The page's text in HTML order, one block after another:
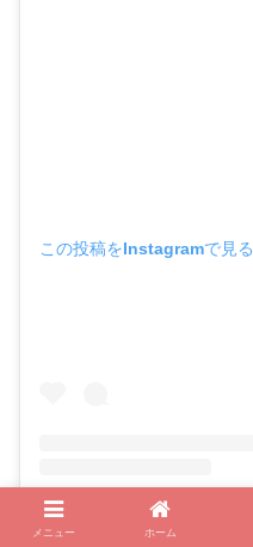
この投稿をInstagramで見る
メニュー ホーム